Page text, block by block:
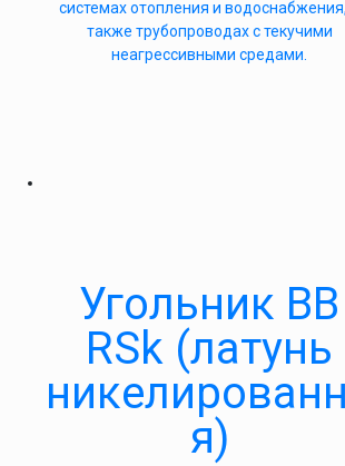
системах отопления и
также трубопроводах с текучими
неагрессивными средами.
Угольник ВВ
RSk (латунь
я)